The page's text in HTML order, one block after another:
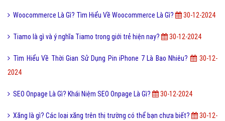
Woocommerce Là Gì? Tìm Hiểu Về Woocommerce Là Gì? 30-12-2024
Tiamo là gì và ý nghĩa Tiamo trong giới trẻ hiện nay? 30-12-2024
Tìm Hiểu Về Thời Gian Sử Dụng Pin iPhone 7 Là Bao Nhiêu?
30-12-
2024
SEO Onpage Là Gì? Khái Niệm SEO Onpage Là Gì? 30-12-2024
Xăng là gì? Các loại xăng trên thị trường có thể bạn chưa biết?
30-12-